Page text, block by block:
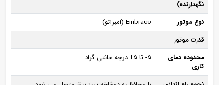
نگهدارنده)
نوع موتور
Embraco (امبراکو)
قدرت موتور
-
محدوده دمای
کاری
5- تا 5+ درجه سانتی‌ گراد